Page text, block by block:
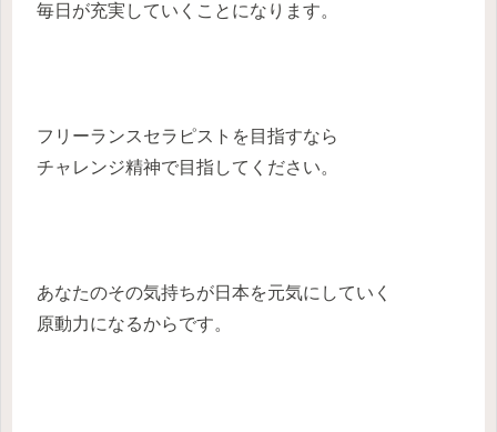
毎日が充実していくことになります。
フリーランスセラピストを目指すなら
チャレンジ精神で目指してください。
あなたのその気持ちが日本を元気にしていく
原動力になるからです。